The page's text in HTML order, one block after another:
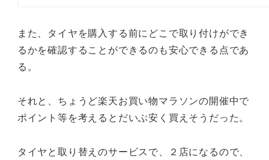
また、タイヤを購入する前にどこで取り付けができ
るかを確認することができるのも安心できる点であ
る。
それと、ちょうど楽天お買い物マラソンの開催中で
ポイント等を考えるとだいぶ安く買えそうだった。
タイヤと取り替えのサービスで、２店になるので、